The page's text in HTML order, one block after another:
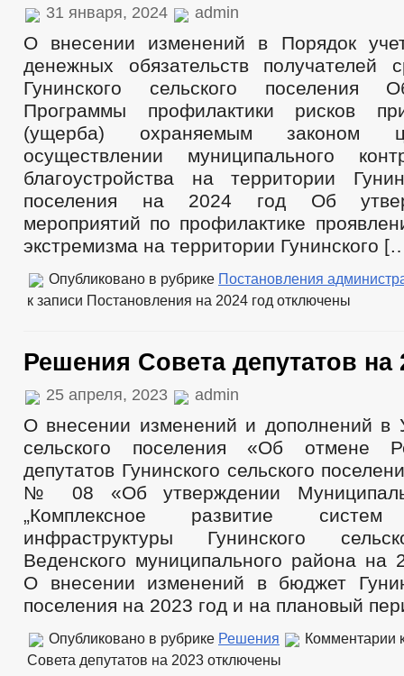
31 января, 2024 admin
О внесении изменений в Порядок
денежных обязательств получателей
Гунинского сельского поселения
Программы профилактики рисков
(ущерба) охраняемым законом
осуществлении муниципального
благоустройства на территории
поселения на 2024 год Об
мероприятий по профилактике
экстремизма на территории Гунинского
Опубликовано в рубрике Постановления
к записи Постановления на 2024 год отключены
Решения Совета депутатов на
25 апреля, 2023 admin
О внесении изменений и дополнений в
сельского поселения «Об отмене
депутатов Гунинского сельского
№ 08 «Об утверждении
„Комплексное развитие систем
инфраструктуры Гунинского
Веденского муниципального района на
О внесении изменений в бюджет
поселения на 2023 год и на плановый
Опубликовано в рубрике Решения Комментарии
Совета депутатов на 2023 отключены